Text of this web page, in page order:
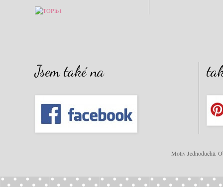
Jsem také na
Motiv Jednoduchá.